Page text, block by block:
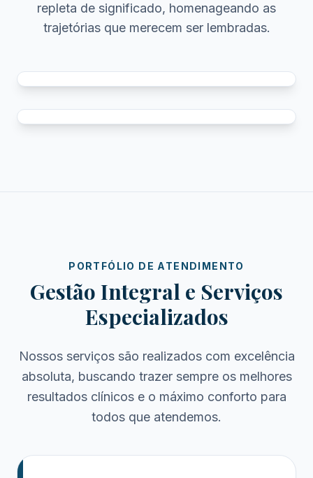
repleta de significado, homenageando as
trajetórias que merecem ser lembradas.
PORTFÓLIO DE ATENDIMENTO
Gestão Integral e Serviços
Especializados
Nossos serviços são realizados com excelência
absoluta, buscando trazer sempre os melhores
resultados clínicos e o máximo conforto para
todos que atendemos.